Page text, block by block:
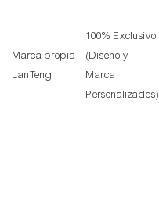
Marca propia
LanTeng
100% Exclusivo
(Diseño y
Marca
Personalizados)